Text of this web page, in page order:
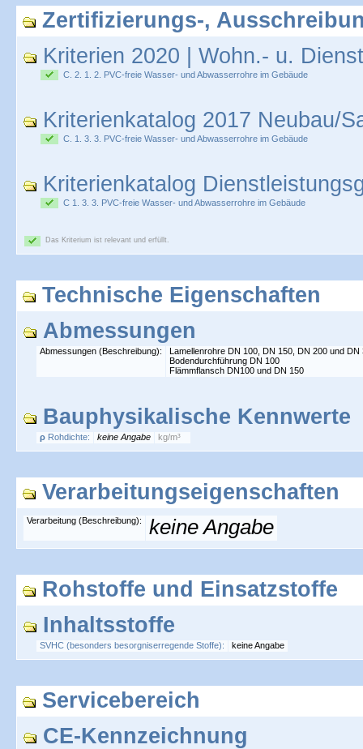
Zertifizierungs-,
Kriterien 2020 | Wohn.- u.
C. 2. 1. 2. PVC-freie Wasser- und Abwasserrohre im Gebäude
Kriterienkatalog 2017 Neubau/
C. 1. 3. 3. PVC-freie Wasser- und Abwasserrohre im Gebäude
Kriterienkatalog
C 1. 3. 3. PVC-freie Wasser- und Abwasserrohre im Gebäude
Das Kriterium ist relevant und erfüllt.
Technische Eigenschaften
Abmessungen
Abmessungen (Beschreibung):
Lamellenrohre DN 100, DN 150, DN 200 und DN
Bodendurchführung DN 100
Flämmflansch DN100 und DN 150
Bauphysikalische Kennwerte
ρ Rohdichte: keine Angabe kg/m³
Verarbeitungseigenschaften
Verarbeitung (Beschreibung): keine Angabe
Rohstoffe und Einsatzstoffe
Inhaltsstoffe
SVHC (besonders besorgniserregende Stoffe): keine Angabe
Servicebereich
CE-Kennzeichnung